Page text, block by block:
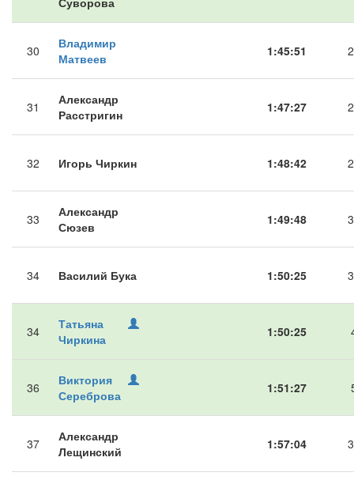
30
Владимир
Матвеев
1:45:51
31
Александр
Расстригин
1:47:27
32 Игорь Чиркин 1:48:42
33
Александр
Сюзев
1:49:48
34 Василий Бука 1:50:25
34
Татьяна
Чиркина
1:50:25
36
Виктория
Сереброва
1:51:27
37
Александр
Лещинский
1:57:04